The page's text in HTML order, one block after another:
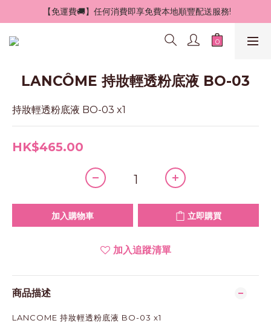
【免運費🚚】任何消費即享免費本地順豐配送服務!
LANCÔME 持妝輕透粉底液 BO-03
持妝輕透粉底液 BO-03 x1
HK$465.00
加入購物車 立即購買
加入追蹤清單
商品描述
LANCOME 持妝輕透粉底液 BO-03 x1